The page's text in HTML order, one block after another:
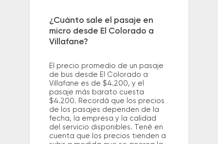
¿Cuánto sale el pasaje en
micro desde El Colorado a
Villafane?
El precio promedio de un pasaje
de bus desde El Colorado a
Villafane es de $4.200, y el
pasaje más barato cuesta
$4.200. Recordá que los precios
de los pasajes dependen de la
fecha, la empresa y la calidad
del servicio disponibles. Tené en
cuenta que los precios tienden a